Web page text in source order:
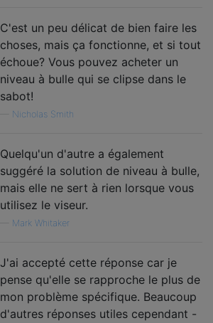
C'est un peu délicat de bien faire les
choses, mais ça fonctionne, et si tout
échoue? Vous pouvez acheter un
niveau à bulle qui se clipse dans le
sabot!
Nicholas Smith
Quelqu'un d'autre a également
suggéré la solution de niveau à bulle,
mais elle ne sert à rien lorsque vous
utilisez le viseur.
Mark Whitaker
J'ai accepté cette réponse car je
pense qu'elle se rapproche le plus de
mon problème spécifique. Beaucoup
d'autres réponses utiles cependant -